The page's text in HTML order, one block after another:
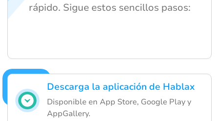
Descarga la aplicación de Hablax
Disponible en App Store, Google Play y
AppGallery.
rápido. Sigue estos sencillos pasos: